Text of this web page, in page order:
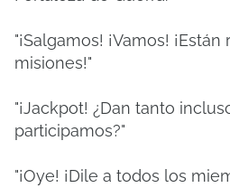
"¡Salgamos! ¡Vamos!
misiones!"
"¡Jackpot! ¿Dan tanto
participamos?"
"¡Oye! ¡Dile a todos los